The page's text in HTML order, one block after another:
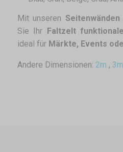
Mit unseren
Sie Ihr Faltzelt
ideal für Märkte, Events
Andere Dimensionen: 2m , 3m